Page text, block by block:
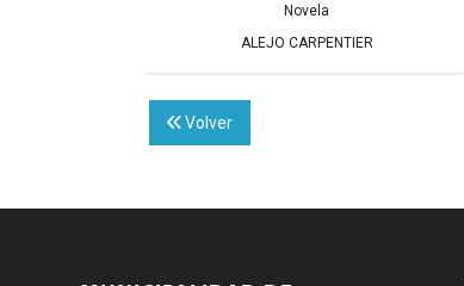
Novela
ALEJO CARPENTIER
Volver